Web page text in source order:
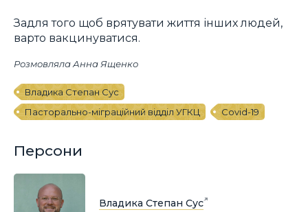
Задля того щоб врятувати життя інших людей,
варто вакцинуватися.
Розмовляла Анна Ященко
Владика Степан Сус
Пасторально-міграційний відділ УГКЦ
Covid-19
Персони
Владика Степан Сус